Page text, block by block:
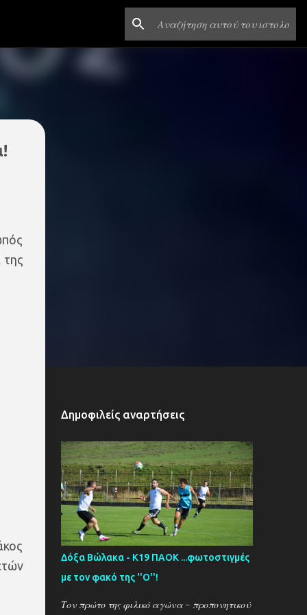
της
Δημοφιλείς αναρτήσεις
Δόξα Βώλακα - Κ19 ΠΑΟΚ ...φωτοστιγμές
με τον φακό της ''Ο''!
Τον πρώτο της φιλικό αγώνα - προπονητικού